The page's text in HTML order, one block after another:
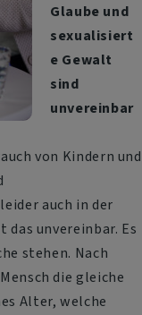
Glaube und
sexualisiert
e Gewalt
sind
unvereinbar
von Kindern und
auch in der
unvereinbar. Es
stehen. Nach
die gleiche
Alter, welche